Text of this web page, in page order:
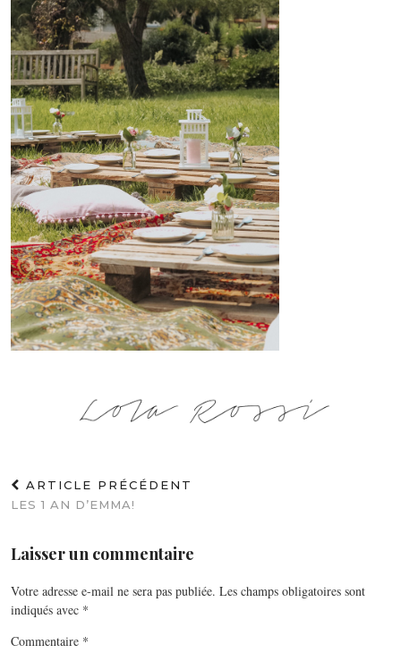
ARTICLE PRÉCÉDENT
LES 1 AN D’EMMA!
Laisser un commentaire
Votre adresse e-mail ne sera pas publiée. Les champs obligatoires sont
indiqués avec *
Commentaire *